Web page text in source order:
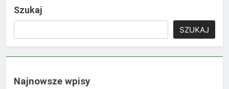
Szukaj
SZUKAJ
Najnowsze wpisy